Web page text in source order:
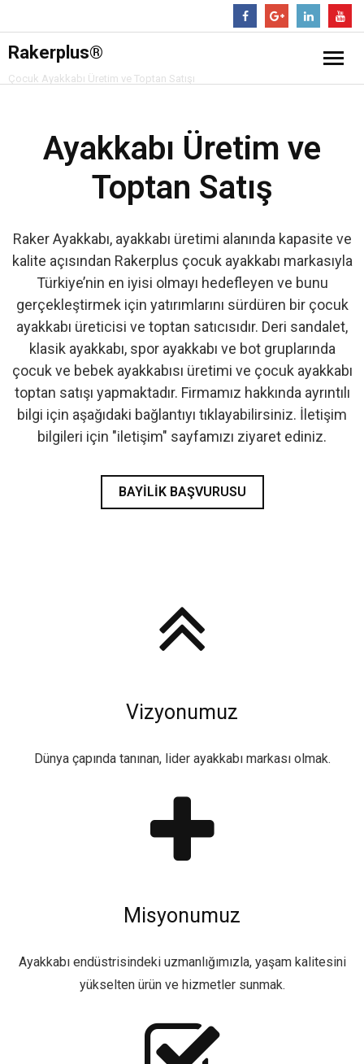
Rakerplus®
Çocuk Ayakkabı Üretim ve Toptan Satışı
Hakkımızda
- Çocuk Spor Ayakkabı
- Klasik Çocuk Ayakkabı
- Çocuk Sandalet
- İlk Adım & Bebek Ayakkabı
- Babetler
Ayakkabı Üretim ve
Toptan Satış
Raker Ayakkabı, ayakkabı üretimi alanında kapasite ve
kalite açısından Rakerplus çocuk ayakkabı markasıyla
Türkiye’nin en iyisi olmayı hedefleyen ve bunu
gerçekleştirmek için yatırımlarını sürdüren bir çocuk
ayakkabı üreticisi ve toptan satıcısıdır. Deri sandalet,
klasik ayakkabı, spor ayakkabı ve bot gruplarında
çocuk ve bebek ayakkabısı üretimi ve çocuk ayakkabı
toptan satışı yapmaktadır. Firmamız hakkında ayrıntılı
bilgi için aşağıdaki bağlantıyı tıklayabilirsiniz. İletişim
bilgileri için "iletişim" sayfamızı ziyaret ediniz.
BAYILIK BAŞVURUSU
Vizyonumuz
Dünya çapında tanınan, lider ayakkabı markası olmak.
Misyonumuz
Ayakkabı endüstrisindeki uzmanlığımızla, yaşam kalitesini
yükselten ürün ve hizmetler sunmak.